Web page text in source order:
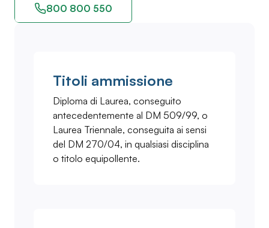
800 800 550
Titoli ammissione
Diploma di Laurea, conseguito
antecedentemente al DM 509/99, o
Laurea Triennale, conseguita ai sensi
del DM 270/04, in qualsiasi disciplina
o titolo equipollente.